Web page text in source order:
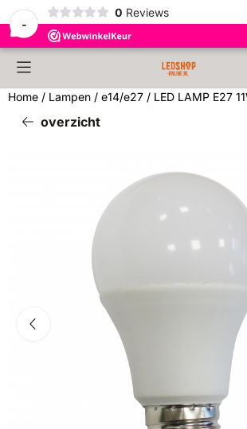
-
0 Reviews
Cookievoorkeuren zijn beschikbaar.
Home / Lampen / e14/e27 / LED LAMP E27
overzicht